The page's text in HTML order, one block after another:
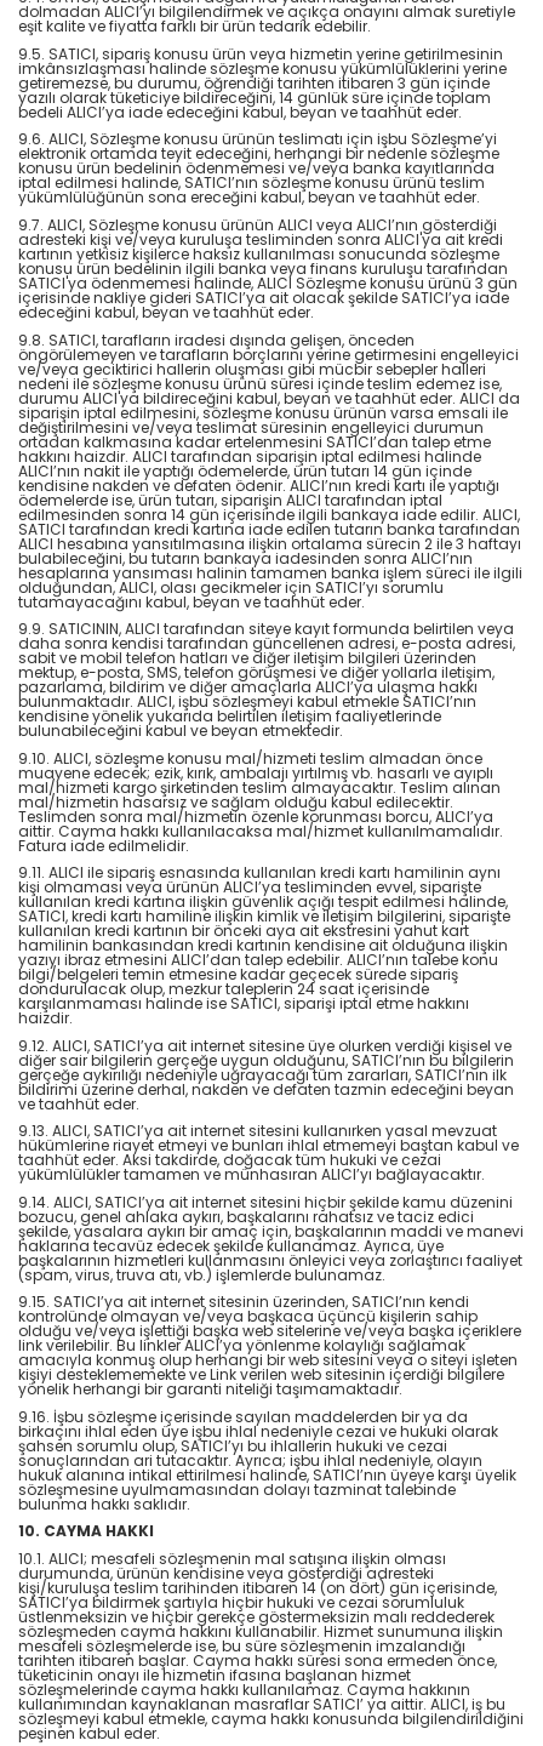
dolmadan ALICI’yı bilgilendirmek ve açıkça onayını almak suretiyle
eşit kalite ve fiyatta farklı bir ürün tedarik edebilir.
9.5. SATICI, sipariş konusu ürün veya hizmetin yerine getirilmesinin
imkânsızlaşması halinde sözleşme konusu yükümlülüklerini yerine
getiremezse, bu durumu, öğrendiği tarihten itibaren 3 gün içinde
yazılı olarak tüketiciye bildireceğini, 14 günlük süre içinde toplam
bedeli ALICI’ya iade edeceğini kabul, beyan ve taahhüt eder.
9.6. ALICI, Sözleşme konusu ürünün teslimatı için işbu Sözleşme’yi
elektronik ortamda teyit edeceğini, herhangi bir nedenle sözleşme
konusu ürün bedelinin ödenmemesi ve/veya banka kayıtlarında
iptal edilmesi halinde, SATICI’nın sözleşme konusu ürünü teslim
yükümlülüğünün sona ereceğini kabul, beyan ve taahhüt eder.
9.7. ALICI, Sözleşme konusu ürünün ALICI veya ALICI’nın gösterdiği
adresteki kişi ve/veya kuruluşa tesliminden sonra ALICI'ya ait kredi
kartının yetkisiz kişilerce haksız kullanılması sonucunda sözleşme
konusu ürün bedelinin ilgili banka veya finans kuruluşu tarafından
SATICI'ya ödenmemesi halinde, ALICI Sözleşme konusu ürünü 3 gün
içerisinde nakliye gideri SATICI’ya ait olacak şekilde SATICI’ya iade
edeceğini kabul, beyan ve taahhüt eder.
9.8. SATICI, tarafların iradesi dışında gelişen, önceden
öngörülemeyen ve tarafların borçlarını yerine getirmesini engelleyici
ve/veya geciktirici hallerin oluşması gibi mücbir sebepler halleri
nedeni ile sözleşme konusu ürünü süresi içinde teslim edemez ise,
durumu ALICI'ya bildireceğini kabul, beyan ve taahhüt eder. ALICI da
siparişin iptal edilmesini, sözleşme konusu ürünün varsa emsali ile
değiştirilmesini ve/veya teslimat süresinin engelleyici durumun
ortadan kalkmasına kadar ertelenmesini SATICI’dan talep etme
hakkını haizdir. ALICI tarafından siparişin iptal edilmesi halinde
ALICI’nın nakit ile yaptığı ödemelerde, ürün tutarı 14 gün içinde
kendisine nakden ve defaten ödenir. ALICI’nın kredi kartı ile yaptığı
ödemelerde ise, ürün tutarı, siparişin ALICI tarafından iptal
edilmesinden sonra 14 gün içerisinde ilgili bankaya iade edilir. ALICI,
SATICI tarafından kredi kartına iade edilen tutarın banka tarafından
ALICI hesabına yansıtılmasına ilişkin ortalama sürecin 2 ile 3 haftayı
bulabileceğini, bu tutarın bankaya iadesinden sonra ALICI’nın
hesaplarına yansıması halinin tamamen banka işlem süreci ile ilgili
olduğundan, ALICI, olası gecikmeler için SATICI’yı sorumlu
tutamayacağını kabul, beyan ve taahhüt eder.
9.9. SATICININ, ALICI tarafından siteye kayıt formunda belirtilen veya
daha sonra kendisi tarafından güncellenen adresi, e-posta adresi,
sabit ve mobil telefon hatları ve diğer iletişim bilgileri üzerinden
mektup, e-posta, SMS, telefon görüşmesi ve diğer yollarla iletişim,
pazarlama, bildirim ve diğer amaçlarla ALICI’ya ulaşma hakkı
bulunmaktadır. ALICI, işbu sözleşmeyi kabul etmekle SATICI’nın
kendisine yönelik yukarıda belirtilen iletişim faaliyetlerinde
bulunabileceğini kabul ve beyan etmektedir.
9.10. ALICI, sözleşme konusu mal/hizmeti teslim almadan önce
muayene edecek; ezik, kırık, ambalajı yırtılmış vb. hasarlı ve ayıplı
mal/hizmeti kargo şirketinden teslim almayacaktır. Teslim alınan
mal/hizmetin hasarsız ve sağlam olduğu kabul edilecektir.
Teslimden sonra mal/hizmetin özenle korunması borcu, ALICI’ya
aittir. Cayma hakkı kullanılacaksa mal/hizmet kullanılmamalıdır.
Fatura iade edilmelidir.
9.11. ALICI ile sipariş esnasında kullanılan kredi kartı hamilinin aynı
kişi olmaması veya ürünün ALICI’ya tesliminden evvel, siparişte
kullanılan kredi kartına ilişkin güvenlik açığı tespit edilmesi halinde,
SATICI, kredi kartı hamiline ilişkin kimlik ve iletişim bilgilerini, siparişte
kullanılan kredi kartının bir önceki aya ait ekstresini yahut kart
hamilinin bankasından kredi kartının kendisine ait olduğuna ilişkin
yazıyı ibraz etmesini ALICI’dan talep edebilir. ALICI’nın talebe konu
bilgi/belgeleri temin etmesine kadar geçecek sürede sipariş
dondurulacak olup, mezkur taleplerin 24 saat içerisinde
karşılanmaması halinde ise SATICI, siparişi iptal etme hakkını
haizdir.
9.12. ALICI, SATICI’ya ait internet sitesine üye olurken verdiği kişisel ve
diğer sair bilgilerin gerçeğe uygun olduğunu, SATICI’nın bu bilgilerin
gerçeğe aykırılığı nedeniyle uğrayacağı tüm zararları, SATICI’nın ilk
bildirimi üzerine derhal, nakden ve defaten tazmin edeceğini beyan
ve taahhüt eder.
9.13. ALICI, SATICI’ya ait internet sitesini kullanırken yasal mevzuat
hükümlerine riayet etmeyi ve bunları ihlal etmemeyi baştan kabul ve
taahhüt eder. Aksi takdirde, doğacak tüm hukuki ve cezai
yükümlülükler tamamen ve münhasıran ALICI’yı bağlayacaktır.
9.14. ALICI, SATICI’ya ait internet sitesini hiçbir şekilde kamu düzenini
bozucu, genel ahlaka aykırı, başkalarını rahatsız ve taciz edici
şekilde, yasalara aykırı bir amaç için, başkalarının maddi ve manevi
haklarına tecavüz edecek şekilde kullanamaz. Ayrıca, üye
başkalarının hizmetleri kullanmasını önleyici veya zorlaştırıcı faaliyet
(spam, virus, truva atı, vb.) işlemlerde bulunamaz.
9.15. SATICI’ya ait internet sitesinin üzerinden, SATICI’nın kendi
kontrolünde olmayan ve/veya başkaca üçüncü kişilerin sahip
olduğu ve/veya işlettiği başka web sitelerine ve/veya başka içeriklere
link verilebilir. Bu linkler ALICI’ya yönlenme kolaylığı sağlamak
amacıyla konmuş olup herhangi bir web sitesini veya o siteyi işleten
kişiyi desteklememekte ve Link verilen web sitesinin içerdiği bilgilere
yönelik herhangi bir garanti niteliği taşımamaktadır.
9.16. İşbu sözleşme içerisinde sayılan maddelerden bir ya da
birkaçını ihlal eden üye işbu ihlal nedeniyle cezai ve hukuki olarak
şahsen sorumlu olup, SATICI’yı bu ihlallerin hukuki ve cezai
sonuçlarından ari tutacaktır. Ayrıca; işbu ihlal nedeniyle, olayın
hukuk alanına intikal ettirilmesi halinde, SATICI’nın üyeye karşı üyelik
sözleşmesine uyulmamasından dolayı tazminat talebinde
bulunma hakkı saklıdır.
10. CAYMA HAKKI
10.1. ALICI; mesafeli sözleşmenin mal satışına ilişkin olması
durumunda, ürünün kendisine veya gösterdiği adresteki
kişi/kuruluşa teslim tarihinden itibaren 14 (on dört) gün içerisinde,
SATICI’ya bildirmek şartıyla hiçbir hukuki ve cezai sorumluluk
üstlenmeksizin ve hiçbir gerekçe göstermeksizin malı reddederek
sözleşmeden cayma hakkını kullanabilir. Hizmet sunumuna ilişkin
mesafeli sözleşmelerde ise, bu süre sözleşmenin imzalandığı
tarihten itibaren başlar. Cayma hakkı süresi sona ermeden önce,
tüketicinin onayı ile hizmetin ifasına başlanan hizmet
sözleşmelerinde cayma hakkı kullanılamaz. Cayma hakkının
kullanımından kaynaklanan masraflar SATICI’ ya aittir. ALICI, iş bu
sözleşmeyi kabul etmekle, cayma hakkı konusunda bilgilendirildiğini
peşinen kabul eder.